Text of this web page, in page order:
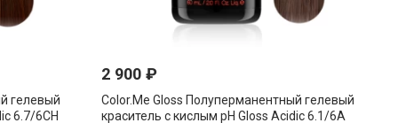
гелевый
6.7/6CH
2 900₽
Color.Me Gloss Полуперманентный гелевый
краситель c кислым pH Gloss Acidic 6.1/6A